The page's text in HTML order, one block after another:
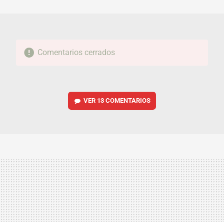
Comentarios cerrados
VER 13 COMENTARIOS